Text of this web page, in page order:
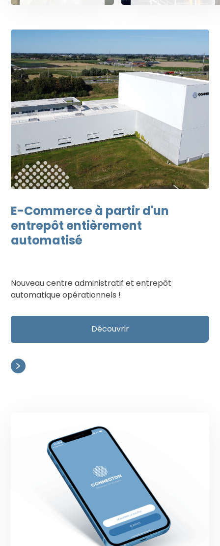
E-Commerce à partir d'un
entrepôt entièrement
automatisé
Nouveau centre administratif et entrepôt
automatique opérationnels !
Découvrir